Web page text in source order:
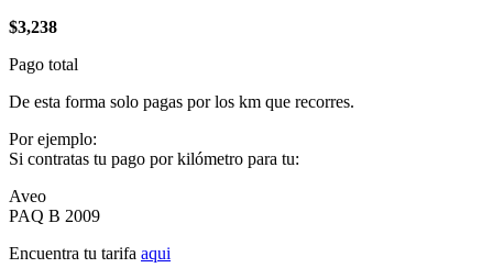
$3,238
Pago total
De esta forma solo pagas por los km que recorres.
Por ejemplo:
Si contratas tu pago por kilómetro para tu:
Aveo
PAQ B 2009
Encuentra tu tarifa aqui